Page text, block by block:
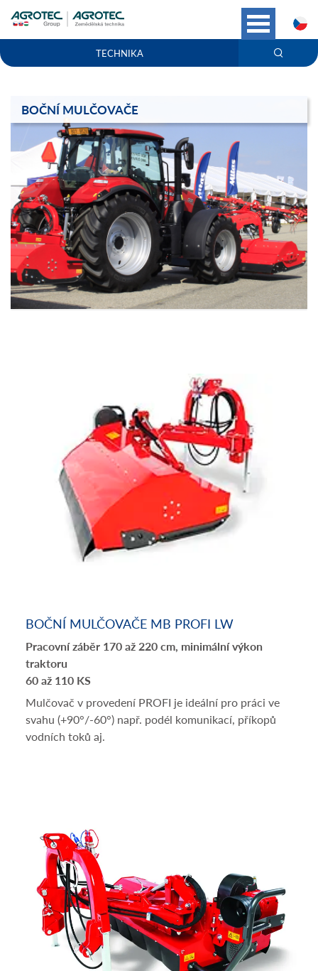
TECHNIKA
BOČNÍ MULČOVAČE
BOČNÍ MULČOVAČE MB PROFI LW
Pracovní záběr 170 až 220 cm, minimální výkon
traktoru
60 až 110 KS
Mulčovač v provedení PROFI je ideální pro práci ve
svahu (+90°/-60°) např. podél komunikací, příkopů
vodních toků aj.